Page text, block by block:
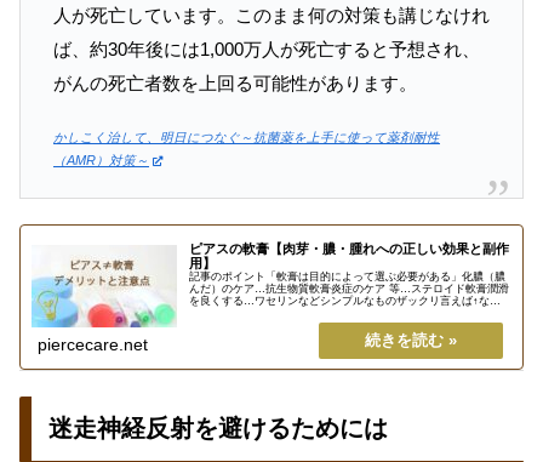
人が死亡しています。このまま何の対策も講じなけれ
ば、約30年後には1,000万人が死亡すると予想され、
がんの死亡者数を上回る可能性があります。
かしこく治して、明日につなぐ～抗菌薬を上手に使って薬剤耐性
（AMR）対策～
​ピアスの軟膏【肉芽・膿・腫れへの正しい効果と副作
用】
記事のポイント「軟膏は目的によって選ぶ必要がある」化膿（膿
んだ）のケア…抗生物質軟膏炎症のケア 等…ステロイド軟膏潤滑
を良くする…ワセリンなどシンプルなものザックリ言えば↑なん
piercecare.net
迷走神経反射を避けるためには